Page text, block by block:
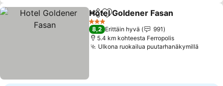
Jaa Lisää suosikkeihin
Hotel Goldener Fasan
3 Tähtiluokitus
8,2 Erittäin hyvä
991
5.4 km kohteesta Ferropolis
Ulkona ruokailua puutarhanäkymillä